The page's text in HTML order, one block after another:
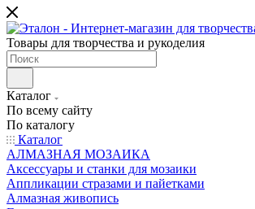
Товары для творчества и рукоделия
Каталог
По всему сайту
По каталогу
Каталог
АЛМАЗНАЯ МОЗАИКА
Аксессуары и станки для мозаики
Аппликации стразами и пайетками
Алмазная живопись